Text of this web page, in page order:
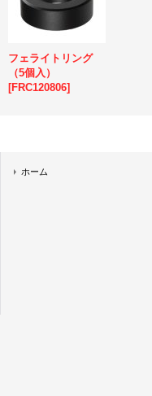
フェライトリング
（5個入）
[FRC120806]
ホーム